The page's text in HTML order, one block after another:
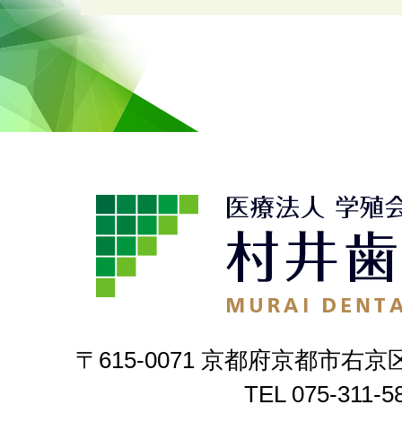
〒615-0071 京都府京都市右京
TEL 075-311-